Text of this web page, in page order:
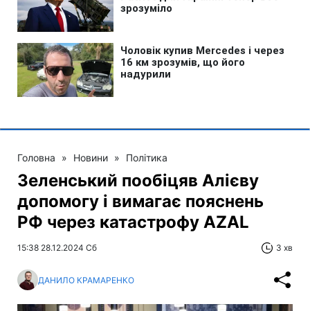
Головна » Новини » Політика
Зеленський пообіцяв Алієву
допомогу і вимагає пояснень
РФ через катастрофу AZAL
15:38 28.12.2024 Сб 3 хв
ДАНИЛО КРАМАРЕНКО